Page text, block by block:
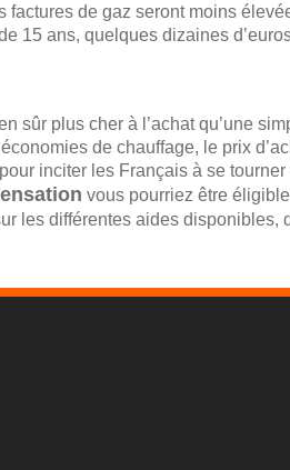
de gaz seront moins
15 ans, quelques dizaines
plus cher à l’achat qu’une
de chauffage, le prix
inciter les Français à se
vous pourriez être
les différentes aides disponibles,